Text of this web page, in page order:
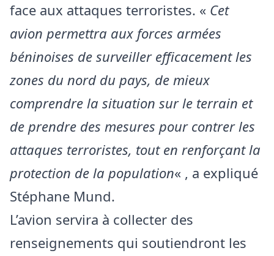
face aux attaques terroristes. « Cet
avion permettra aux forces armées
béninoises de surveiller efficacement les
zones du nord du pays, de mieux
comprendre la situation sur le terrain et
de prendre des mesures pour contrer les
attaques terroristes, tout en renforçant la
protection de la population« , a expliqué
Stéphane Mund.
L’avion servira à collecter des
renseignements qui soutiendront les